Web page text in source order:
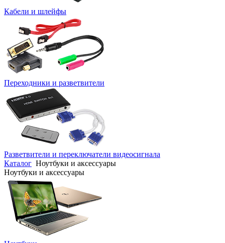
Кабели и шлейфы
Переходники и разветвители
Разветвители и переключатели видеосигнала
Каталог Ноутбуки и аксессуары
Ноутбуки и аксессуары